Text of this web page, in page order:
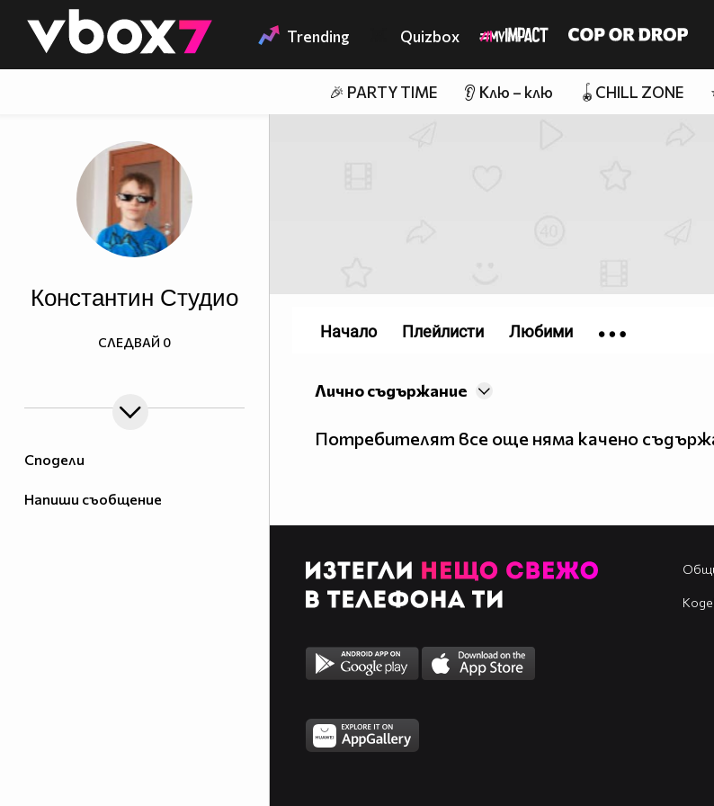
👾 Trending Quizbox
🎉 PARTY TIME 👂 Клю – клю 🪀CHILL ZONE
Сподели
Напиши съобщение
Константин Студио
СЛЕДВАЙ 0
Лично съдържание
Потребителят все още няма качено
Начало Плейлисти Любими